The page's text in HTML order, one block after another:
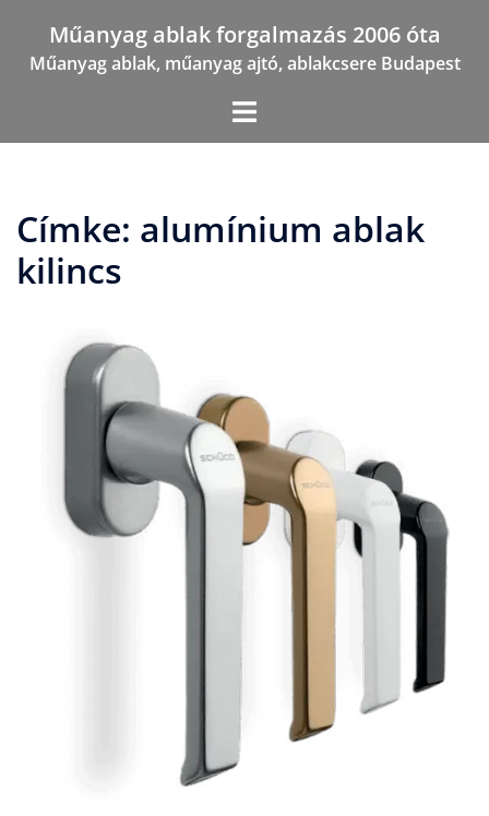
content
Műanyag ablak forgalmazás 2006 óta
Műanyag ablak, műanyag ajtó, ablakcsere Budapest
Címke: alumínium ablak
kilincs